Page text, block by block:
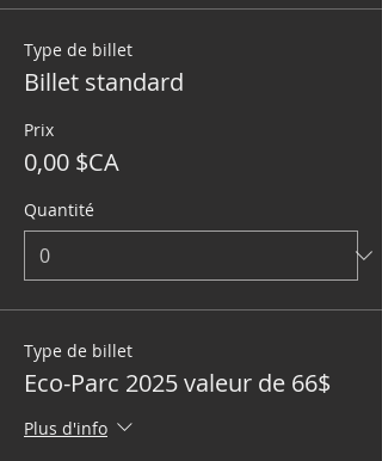
Type de billet
Billet standard
Prix
0,00 $CA
Quantité
Type de billet
Eco-Parc 2025 valeur de 66$
Plus d'info